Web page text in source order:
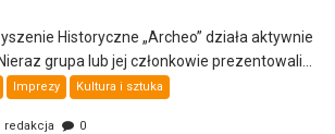
Historyczne „Archeo” działa aktywnie
grupa lub jej członkowie prezentowali...
Imprezy Kultura i sztuka
redakcja 0